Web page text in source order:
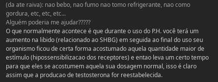
(da ate raiva): nao bebo, nao fumo nao tomo refrigerante, nao como
gordura, etc, etc, etc...
Alguém poderia me ajudar?????
O que normalmente acontece é que durante o uso do P.H. você terá um
aumento na libido (relacionado ao SHBG) em seguida ao final do uso seu
organismo ficou de certa forma acostumado aquela quantidade maior de
estímulo (hipossensibilizacao dos receptores) e entao leva um certo tempo
para que eles se acostumem aquela sua dosagem normal, isso é claro
assim que a producao de testosterona for reestabelecida.